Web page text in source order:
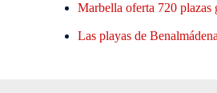
Marbella oferta 720 plazas
Las playas de